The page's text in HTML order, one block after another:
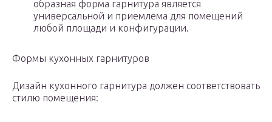
образная форма гарнитура является
универсальной и приемлема для помещений
любой площади и конфигурации.
Формы кухонных гарнитуров
Дизайн кухонного гарнитура должен соответствовать
стилю помещения: